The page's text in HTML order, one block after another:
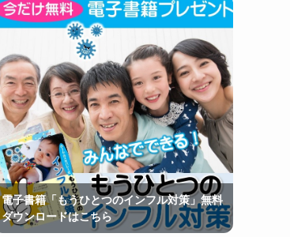
電子書籍「もうひとつのインフル対策」無料
ダウンロードはこちら